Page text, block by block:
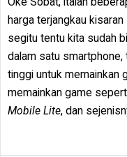
harga terjangkau
segitu tentu kita sudah
dalam satu
tinggi untuk memainkan
memainkan game
Mobile Lite, dan